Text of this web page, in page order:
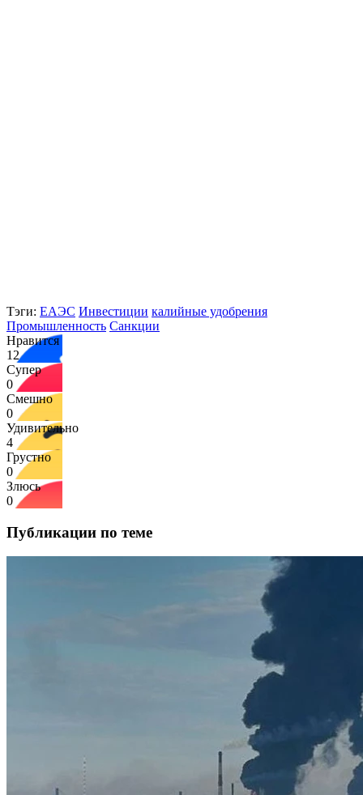
Тэги: ЕАЭС Инвестиции калийные удобрения
Промышленность Санкции
Нравится
12
Супер
0
Смешно
0
Удивительно
4
Грустно
0
Злюсь
0
Публикации по теме